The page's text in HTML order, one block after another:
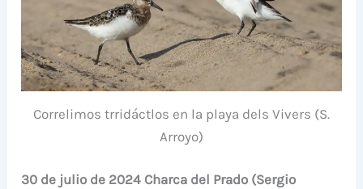
Correlimos trridáctlos en la playa dels Vivers (S.
Arroyo)
30 de julio de 2024 Charca del Prado (Sergio